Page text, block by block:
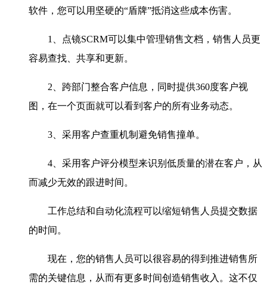
软件，您可以用坚硬的“盾牌”抵消这些成本伤害。
1、点镜SCRM可以集中管理销售文档，销售人员更
容易查找、共享和更新。
2、跨部门整合客户信息，同时提供360度客户视
图，在一个页面就可以看到客户的所有业务动态。
3、采用客户查重机制避免销售撞单。
4、采用客户评分模型来识别低质量的潜在客户，从
而减少无效的跟进时间。
工作总结和自动化流程可以缩短销售人员提交数据
的时间。
现在，您的销售人员可以很容易的得到推进销售所
需的关键信息，从而有更多时间创造销售收入。这不仅